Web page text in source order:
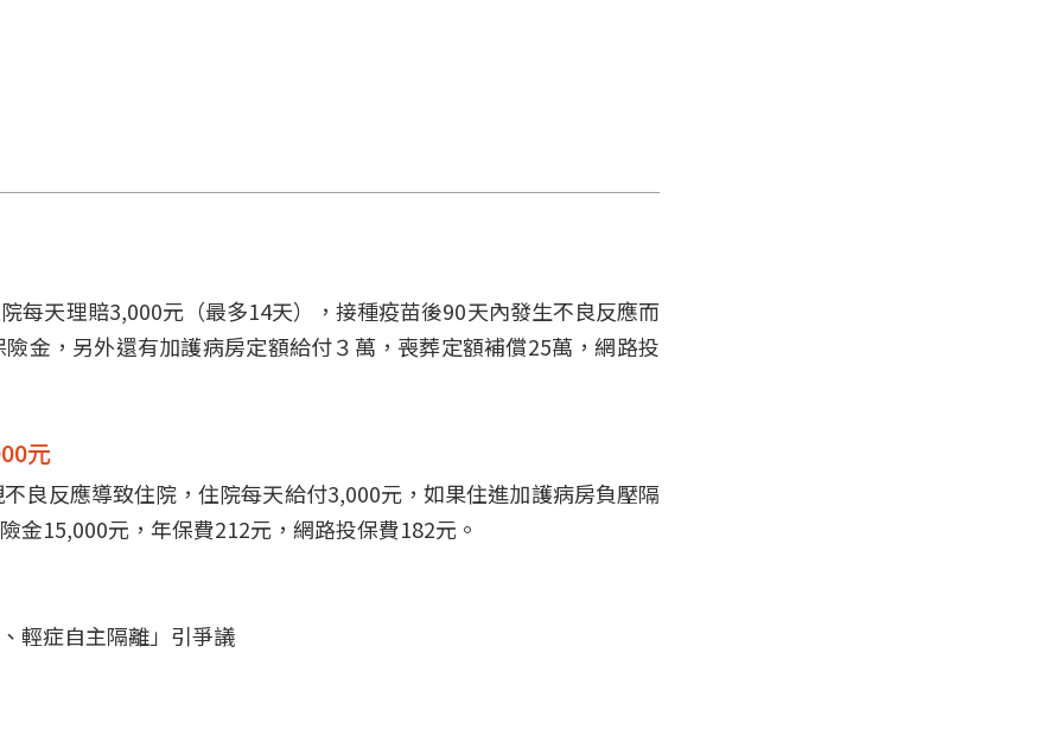
每天理賠3,000元（最多14天），接種疫苗後90天內發生不良反應而
金，另外還有加護病房定額給付３萬，喪葬定額補償25萬，網路投
元
良反應導致住院，住院每天給付3,000元，如果住進加護病房負壓隔
金15,000元，年保費212元，網路投保費182元。
輕症自主隔離」引爭議